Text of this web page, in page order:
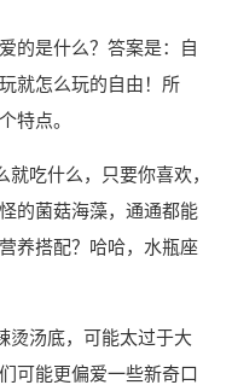
的是什么？答案是：自
就怎么玩的自由！所
特点。
就吃什么，只要你喜欢，
的菌菇海藻，通通都能
养搭配？哈哈，水瓶座
烫汤底，可能太过于大
可能更偏爱一些新奇口